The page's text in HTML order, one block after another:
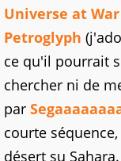
Universe at
Petroglyph
ce qu'il pourrait
chercher ni de
par
courte
désert su